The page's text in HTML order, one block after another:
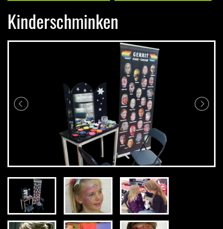
Kinderschminken